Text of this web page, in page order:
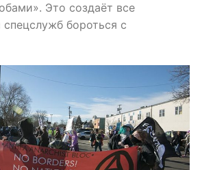
Это создаёт все
бороться с